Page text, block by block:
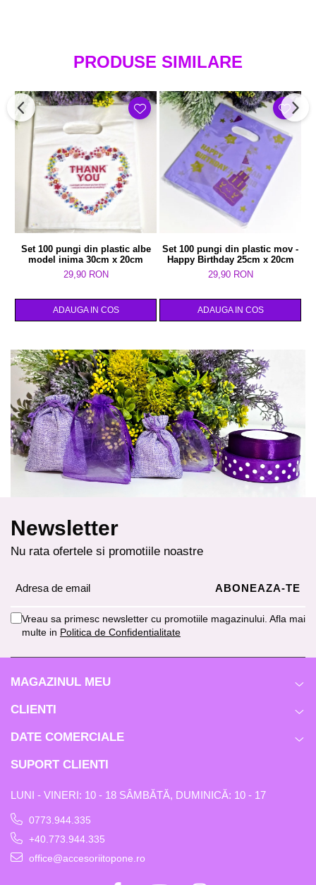
PRODUSE SIMILARE
Set 100 pungi din plastic albe
model inima 30cm x 20cm
29,90 RON
ADAUGA IN COS
Set 100 pungi din plastic mov -
Happy Birthday 25cm x 20cm
29,90 RON
ADAUGA IN COS
Newsletter
Nu rata ofertele si promotiile noastre
Vreau sa primesc newsletter cu promotiile magazinului. Afla mai
multe in Politica de Confidentialitate
MAGAZINUL MEU
CLIENTI
DATE COMERCIALE
SUPORT CLIENTI
LUNI - VINERI: 10 - 18 SÂMBĂTĂ, DUMINICĂ: 10 - 17
0773.944.335
+40.773.944.335
office@accesoriitopone.ro